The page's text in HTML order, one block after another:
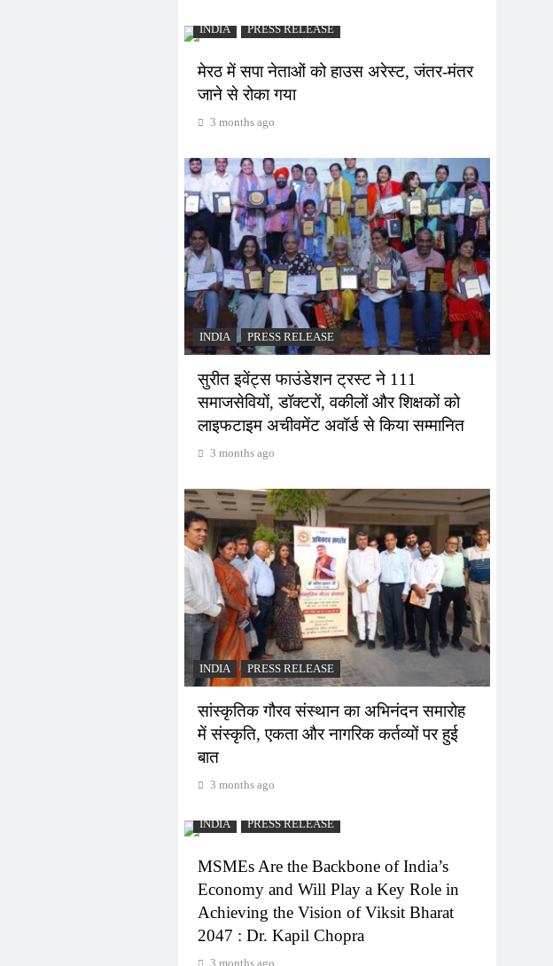
INDIA PRESS RELEASE
मेरठ में सपा नेताओं को हाउस अरेस्ट, जंतर-मंतर
जाने से रोका गया
3 months ago
INDIA PRESS RELEASE
सुरीत इवेंट्स फाउंडेशन ट्रस्ट ने 111
समाजसेवियों, डॉक्टरों, वकीलों और शिक्षकों को
लाइफटाइम अचीवमेंट अवॉर्ड से किया सम्मानित
3 months ago
INDIA PRESS RELEASE
सांस्कृतिक गौरव संस्थान का अभिनंदन समारोह
में संस्कृति, एकता और नागरिक कर्तव्यों पर हुई
बात
3 months ago
INDIA PRESS RELEASE
MSMEs Are the Backbone of India’s
Economy and Will Play a Key Role in
Achieving the Vision of Viksit Bharat
2047 : Dr. Kapil Chopra
3 months ago